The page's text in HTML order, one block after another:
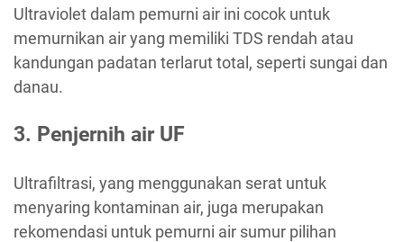
Ultraviolet dalam pemurni air ini cocok untuk
memurnikan air yang memiliki TDS rendah atau
kandungan padatan terlarut total, seperti sungai dan
danau.
3. Penjernih air UF
Ultrafiltrasi, yang menggunakan serat untuk
menyaring kontaminan air, juga merupakan
rekomendasi untuk pemurni air sumur pilihan